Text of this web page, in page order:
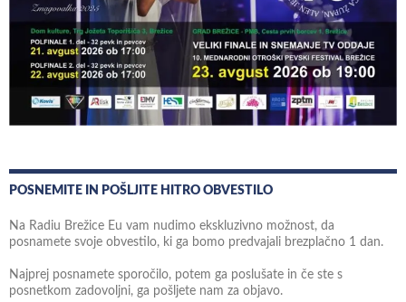
POSNEMITE IN POŠLJITE HITRO OBVESTILO
Na Radiu Brežice Eu vam nudimo ekskluzivno možnost, da
posnamete svoje obvestilo, ki ga bomo predvajali brezplačno 1 dan.
Najprej posnamete sporočilo, potem ga poslušate in če ste s
posnetkom zadovoljni, ga pošljete nam za objavo.